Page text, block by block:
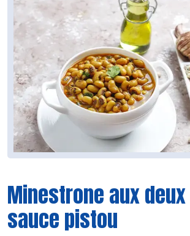
Minestrone aux
sauce pistou